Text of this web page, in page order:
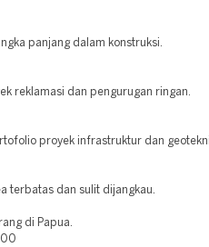
panjang dalam konstruksi.
reklamasi dan pengurugan ringan.
proyek infrastruktur dan
terbatas dan sulit dijangkau.
di Papua.